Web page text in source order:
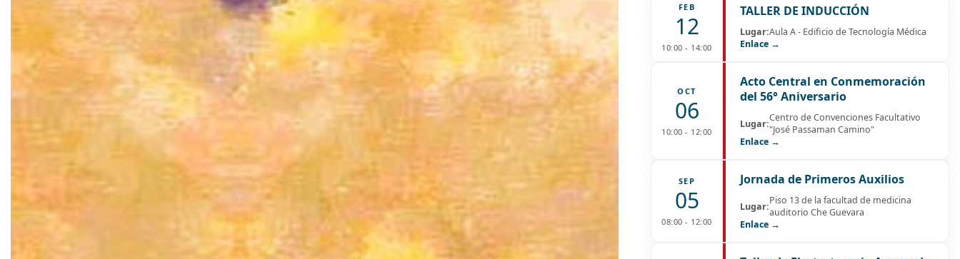
FEB
12
10:00 - 14:00
TALLER DE INDUCCIÓN
Lugar:Aula A - Edificio de Tecnología Médica
Enlace →
OCT
06
10:00 - 12:00
Acto Central en Conmemoración
del 56° Aniversario
Lugar:Centro de Convenciones Facultativo
"José Passaman Camino"
Enlace →
SEP
05
08:00 - 12:00
Jornada de Primeros Auxilios
Lugar:Piso 13 de la facultad de medicina
auditorio Che Guevara
Enlace →